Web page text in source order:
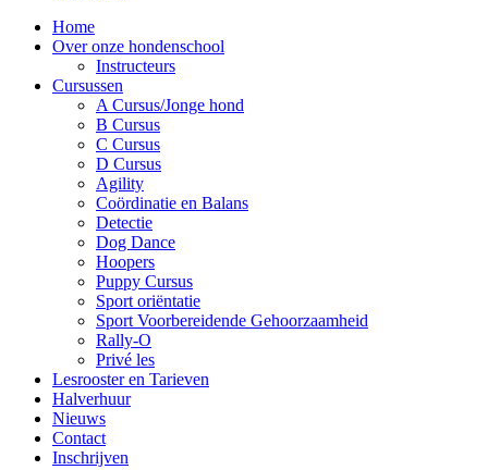
Home
Over onze hondenschool
Instructeurs
Cursussen
A Cursus/Jonge hond
B Cursus
C Cursus
D Cursus
Agility
Coördinatie en Balans
Detectie
Dog Dance
Hoopers
Puppy Cursus
Sport oriëntatie
Sport Voorbereidende Gehoorzaamheid
Rally-O
Privé les
Lesrooster en Tarieven
Halverhuur
Nieuws
Contact
Inschrijven